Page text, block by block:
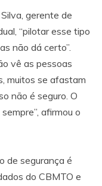
gerente de
“pilotar esse tipo
não dá certo”.
vê as pessoas
muitos se afastam
não é seguro. O
afirmou o
de segurança é
do CBMTO e